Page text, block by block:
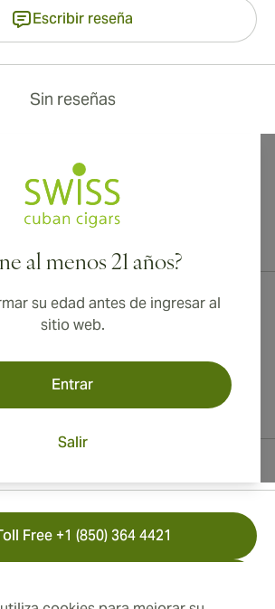
Escribir reseña
Sin reseñas
al menos 21 años?
su edad antes de ingresar al
sitio web.
Entrar
Salir
Free +1 (850) 364 4421